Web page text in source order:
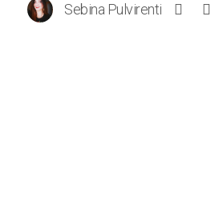
Sebina Pulvirenti